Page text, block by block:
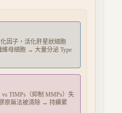
因子，活化肝星狀細胞
維母細胞 → 大量分泌 Type
TIMPs（抑制 MMPs）失
原無法被清除 → 持續累